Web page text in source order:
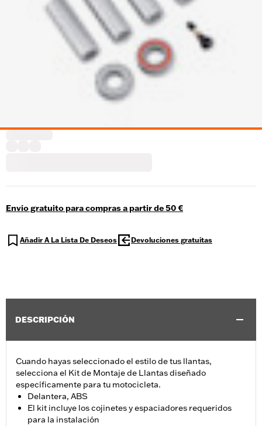
Envío gratuito para compras a partir de 50 €
Añadir A La Lista De Deseos Devoluciones gratuitas
DESCRIPCIÓN
Cuando hayas seleccionado el estilo de tus llantas,
selecciona el Kit de Montaje de Llantas diseñado
específicamente para tu motocicleta.
Delantera, ABS
El kit incluye los cojinetes y espaciadores requeridos
para la instalación